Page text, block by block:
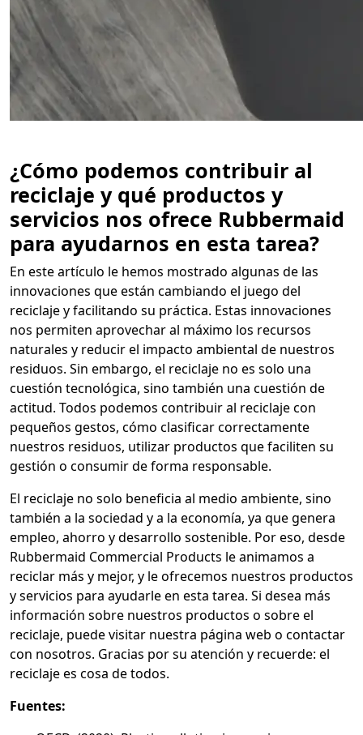
¿Cómo podemos contribuir al
reciclaje y qué productos y
servicios nos ofrece Rubbermaid
para ayudarnos en esta tarea?
En este artículo le hemos mostrado algunas de las
innovaciones que están cambiando el juego del
reciclaje y facilitando su práctica. Estas innovaciones
nos permiten aprovechar al máximo los recursos
naturales y reducir el impacto ambiental de nuestros
residuos. Sin embargo, el reciclaje no es solo una
cuestión tecnológica, sino también una cuestión de
actitud. Todos podemos contribuir al reciclaje con
pequeños gestos, cómo clasificar correctamente
nuestros residuos, utilizar productos que faciliten su
gestión o consumir de forma responsable.
El reciclaje no solo beneficia al medio ambiente, sino
también a la sociedad y a la economía, ya que genera
empleo, ahorro y desarrollo sostenible. Por eso, desde
Rubbermaid Commercial Products le animamos a
reciclar más y mejor, y le ofrecemos nuestros productos
y servicios para ayudarle en esta tarea. Si desea más
información sobre nuestros productos o sobre el
reciclaje, puede visitar nuestra página web o contactar
con nosotros. Gracias por su atención y recuerde: el
reciclaje es cosa de todos.
Fuentes: